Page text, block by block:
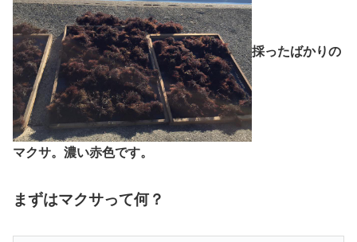
採ったばかりの
マクサ。濃い赤色です。
まずはマクサって何？